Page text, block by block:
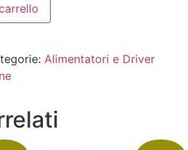
Alimentatori e Driver